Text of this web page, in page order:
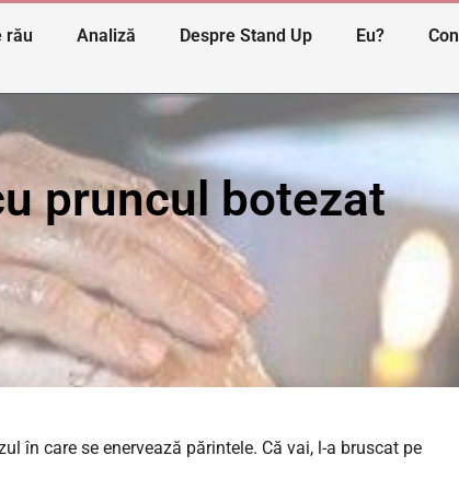
rău Analiză Despre Stand Up Eu?
pruncul botezat
în care se enervează părintele. Că vai, l-a bruscat pe